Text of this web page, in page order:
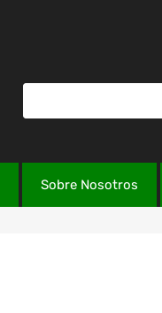
Sobre Nosotros